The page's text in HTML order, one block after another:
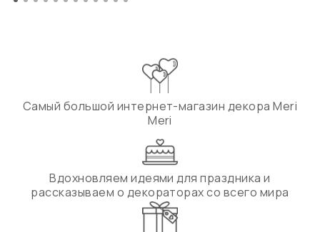
Самый большой интернет-магазин декора Meri
Meri
Вдохновляем идеями для праздника и
рассказываем о декораторах со всего мира